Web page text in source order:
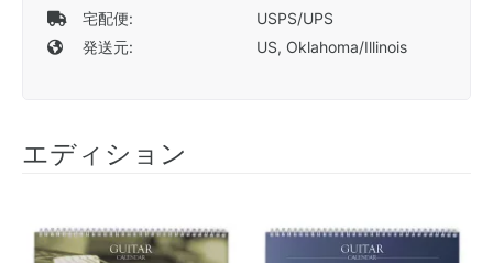
宅配便:
USPS/UPS
発送元:
US, Oklahoma/Illinois
エディション